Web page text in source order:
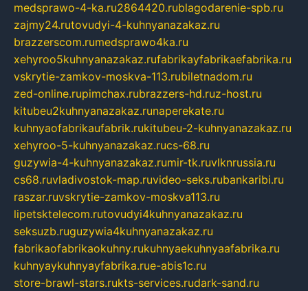
medsprawo-4-ka.ru2864420.rublagodarenie-spb.ru
zajmy24.rutovudyi-4-kuhnyanazakaz.ru
brazzerscom.rumedsprawo4ka.ru
xehyroo5kuhnyanazakaz.rufabrikayfabrikaefabrika.ru
vskrytie-zamkov-moskva-113.rubiletnadom.ru
zed-online.rupimchax.rubrazzers-hd.ruz-host.ru
kitubeu2kuhnyanazakaz.runaperekate.ru
kuhnyaofabrikaufabrik.rukitubeu-2-kuhnyanazakaz.ru
xehyroo-5-kuhnyanazakaz.rucs-68.ru
guzywia-4-kuhnyanazakaz.rumir-tk.ruvlknrussia.ru
cs68.ruvladivostok-map.ruvideo-seks.rubankaribi.ru
raszar.ruvskrytie-zamkov-moskva113.ru
lipetsktelecom.rutovudyi4kuhnyanazakaz.ru
seksuzb.ruguzywia4kuhnyanazakaz.ru
fabrikaofabrikaokuhny.rukuhnyaekuhnyaafabrika.ru
kuhnyaykuhnyayfabrika.rue-abis1c.ru
store-brawl-stars.rukts-services.rudark-sand.ru